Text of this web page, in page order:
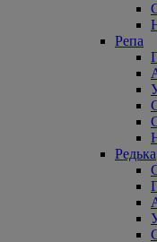
Репа
Редька